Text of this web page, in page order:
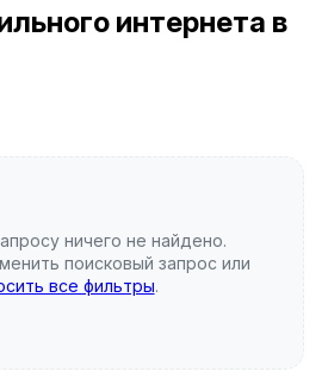
интернета в
ничего не найдено.
поисковый запрос или
все фильтры.